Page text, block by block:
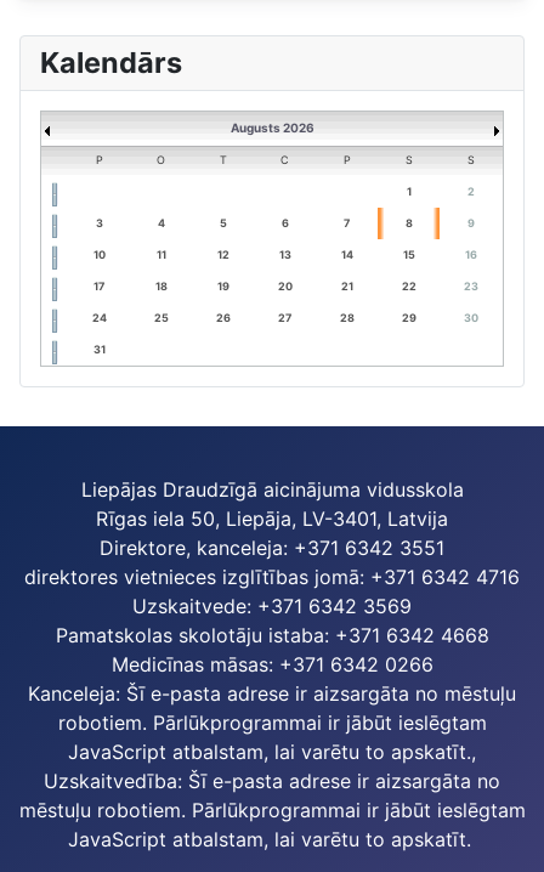
Kalendārs
Augusts 2026
P O T C P S S
1 2
3 4 5 6 7 8 9
10 11 12 13 14 15 16
17 18 19 20 21 22 23
24 25 26 27 28 29 30
31
Liepājas Draudzīgā aicinājuma vidusskola
Rīgas iela 50, Liepāja, LV-3401, Latvija
Direktore, kanceleja: +371 6342 3551
direktores vietnieces izglītības jomā: +371 6342 4716
Uzskaitvede: +371 6342 3569
Pamatskolas skolotāju istaba: +371 6342 4668
Medicīnas māsas: +371 6342 0266
Kanceleja: Šī e-pasta adrese ir aizsargāta no mēstuļu
robotiem. Pārlūkprogrammai ir jābūt ieslēgtam
JavaScript atbalstam, lai varētu to apskatīt.,
Uzskaitvedība: Šī e-pasta adrese ir aizsargāta no
mēstuļu robotiem. Pārlūkprogrammai ir jābūt ieslēgtam
JavaScript atbalstam, lai varētu to apskatīt.